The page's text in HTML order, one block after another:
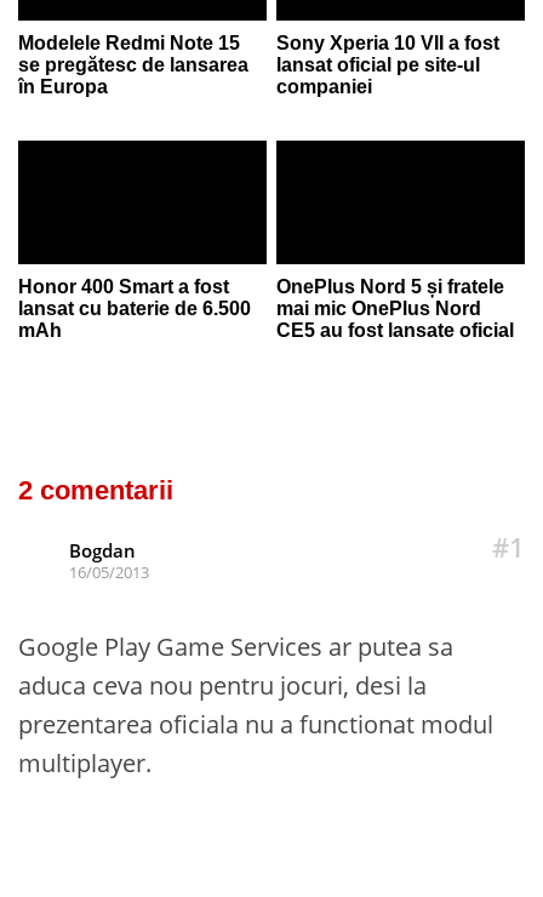
Modelele Redmi Note 15
se pregătesc de lansarea
în Europa
Sony Xperia 10 VII a fost
lansat oficial pe site-ul
companiei
Honor 400 Smart a fost
lansat cu baterie de 6.500
mAh
OnePlus Nord 5 și fratele
mai mic OnePlus Nord
CE5 au fost lansate oficial
2 comentarii
#1
Bogdan
16/05/2013
Google Play Game Services ar putea sa
aduca ceva nou pentru jocuri, desi la
prezentarea oficiala nu a functionat modul
multiplayer.